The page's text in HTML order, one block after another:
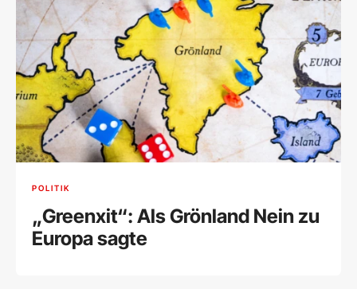
POLITIK
„Greenxit“: Als Grönland Nein zu
Europa sagte